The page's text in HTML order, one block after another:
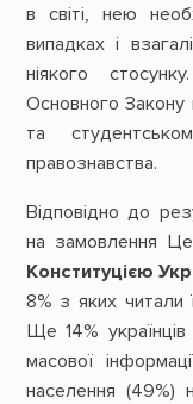
в світі, нею
випадках і
ніякого
Основного Закону
та
правознавства.
Відповідно до
на замовлення
Конституцією
8% з яких читали
Ще 14%
масової
населення (49%)